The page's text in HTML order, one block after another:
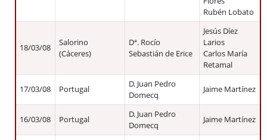
Rubén Lobato
18/03/08
Salorino
(Cáceres)
Dª. Rocío
Sebastián de Erice
Jesús Díez
Larios
Carlos María
Retamal
17/03/08 Portugal
D. Juan Pedro
Domecq
Jaime Martínez
16/03/08 Portugal
D. Juan Pedro
Domecq
Jaime Martínez